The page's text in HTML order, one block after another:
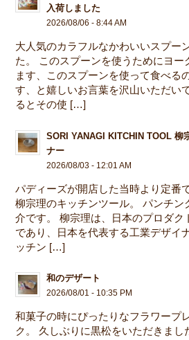
入荷しました
2026/08/06 - 8:44 AM
大人気のカラフルなかわいいスプー
た。 このスプーンを使うためにヨー
ます、このスプーンを使って食べる
す、と嬉しいお言葉を沢山いただい
るとその使 […]
SORI YANAGI KITCHIN TOOL 柳
ナー
2026/08/03 - 12:01 AM
パディーズが開店した当時より定番
柳宗理のキッチンツール。 パンチン
介です。 柳宗理は、日本のプロダク
であり、日本を代表する工業デザイ
ッチン […]
和のデザート
2026/08/01 - 10:35 PM
和菓子の時にぴったりなフラワープ
ク。 久しぶりに黒松をいただきま